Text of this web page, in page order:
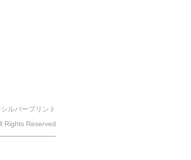
ルバープリント
Rights Reserved